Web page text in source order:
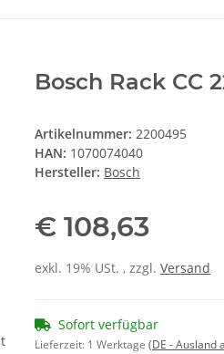
Bosch Rack CC
Artikelnummer: 2200495
HAN: 1070074040
Hersteller: Bosch
€ 108,63
exkl. 19% USt. , zzgl. Versand
Sofort verfügbar
Lieferzeit: 1 Werktage (DE - Ausland